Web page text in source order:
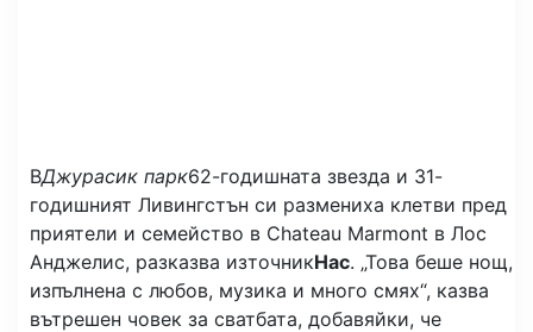
ВДжурасик парк62-годишната звезда и 31-
годишният Ливингстън си размениха клетви пред
приятели и семейство в Chateau Marmont в Лос
Анджелис, разказва източникНас. „Това беше нощ,
изпълнена с любов, музика и много смях“, казва
вътрешен човек за сватбата, добавяйки, че